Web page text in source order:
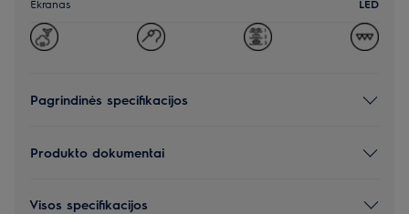
Ekranas LED
Pagrindinės specifikacijos
Produkto dokumentai
Visos specifikacijos